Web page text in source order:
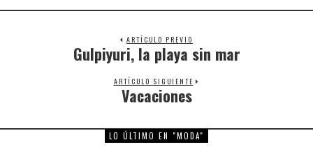
ARTÍCULO PREVIO
Previous
post:
Gulpiyuri, la playa sin mar
ARTÍCULO SIGUIENTE
Next
Vacaciones
LO ÚLTIMO EN "MODA"